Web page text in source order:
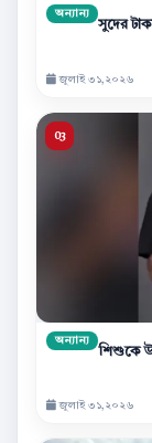
অন্যান্য
সুদের
জুলাই ৩১,২০২৬
অন্যান্য
শিশুকে
জুলাই ৩১,২০২৬